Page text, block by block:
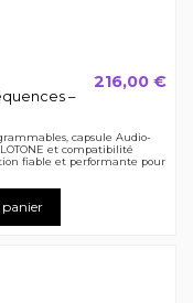
–
216,00 €
capsule Audio-
et compatibilité
fiable et performante pour